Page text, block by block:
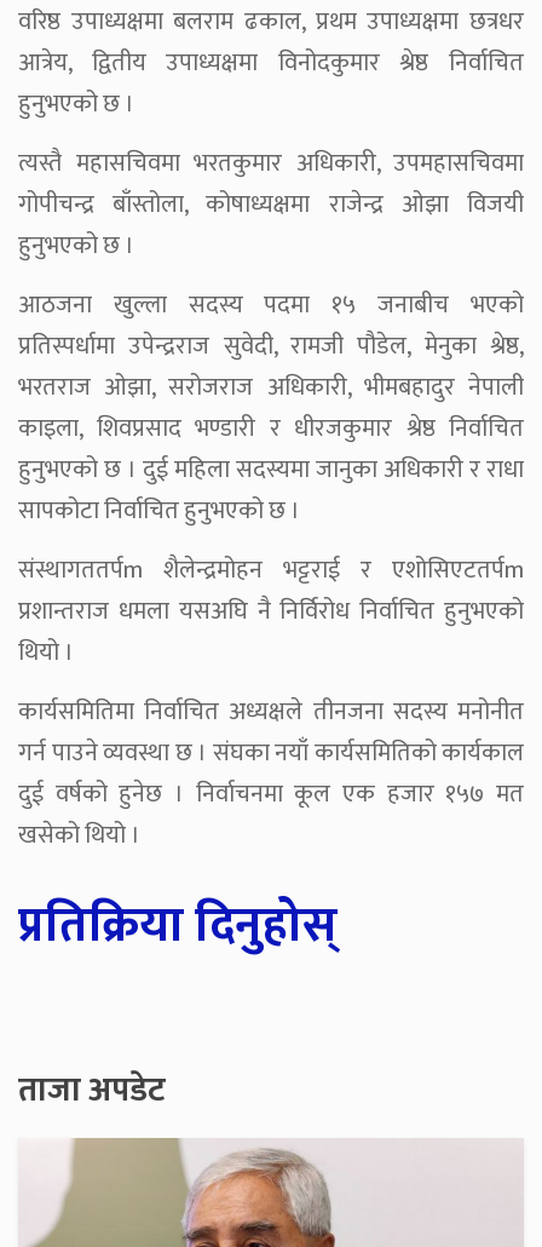
वरिष्ठ उपाध्यक्षमा बलराम ढकाल, प्रथम उपाध्यक्षमा छत्रधर
आत्रेय, द्वितीय उपाध्यक्षमा विनोदकुमार श्रेष्ठ निर्वाचित
हुनुभएको छ ।
त्यस्तै महासचिवमा भरतकुमार अधिकारी, उपमहासचिवमा
गोपीचन्द्र बाँस्तोला, कोषाध्यक्षमा राजेन्द्र ओझा विजयी
हुनुभएको छ ।
आठजना खुल्ला सदस्य पदमा १५ जनाबीच भएको
प्रतिस्पर्धामा उपेन्द्रराज सुवेदी, रामजी पौडेल, मेनुका श्रेष्ठ,
भरतराज ओझा, सरोजराज अधिकारी, भीमबहादुर नेपाली
काइला, शिवप्रसाद भण्डारी र धीरजकुमार श्रेष्ठ निर्वाचित
हुनुभएको छ । दुई महिला सदस्यमा जानुका अधिकारी र राधा
सापकोटा निर्वाचित हुनुभएको छ ।
संस्थागततर्पm शैलेन्द्रमोहन भट्टराई र एशोसिएटतर्पm
प्रशान्तराज धमला यसअघि नै निर्विरोध निर्वाचित हुनुभएको
थियो ।
कार्यसमितिमा निर्वाचित अध्यक्षले तीनजना सदस्य मनोनीत
गर्न पाउने व्यवस्था छ । संघका नयाँ कार्यसमितिको कार्यकाल
दुई वर्षको हुनेछ । निर्वाचनमा कूल एक हजार १५७ मत
खसेको थियो ।
प्रतिक्रिया दिनुहोस्
ताजा अपडेट